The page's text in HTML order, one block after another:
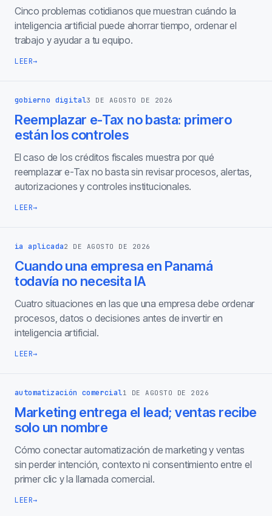
Cinco problemas cotidianos que muestran cuándo la
inteligencia artificial puede ahorrar tiempo, ordenar el
trabajo y ayudar a tu equipo.
LEER→
gobierno digital3 DE AGOSTO DE 2026
Reemplazar e-Tax no basta: primero
están los controles
El caso de los créditos fiscales muestra por qué
reemplazar e-Tax no basta sin revisar procesos, alertas,
autorizaciones y controles institucionales.
LEER→
ia aplicada2 DE AGOSTO DE 2026
Cuando una empresa en Panamá
todavía no necesita IA
Cuatro situaciones en las que una empresa debe ordenar
procesos, datos o decisiones antes de invertir en
inteligencia artificial.
LEER→
automatización comercial1 DE AGOSTO DE 2026
Marketing entrega el lead; ventas recibe
solo un nombre
Cómo conectar automatización de marketing y ventas
sin perder intención, contexto ni consentimiento entre el
primer clic y la llamada comercial.
LEER→